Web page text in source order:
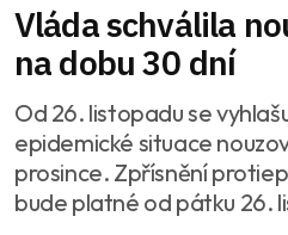
Vláda schválila
na dobu 30 dní
Od 26. listopadu se
epidemické situace
prosince. Zpřísnění
bude platné od pátku 26.